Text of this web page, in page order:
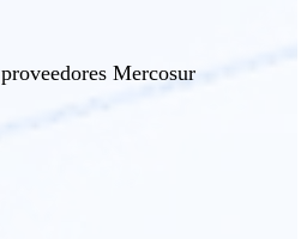
Mercosur